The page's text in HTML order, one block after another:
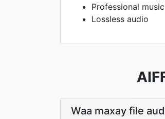
Professional music
Lossless audio
Waa maxay file